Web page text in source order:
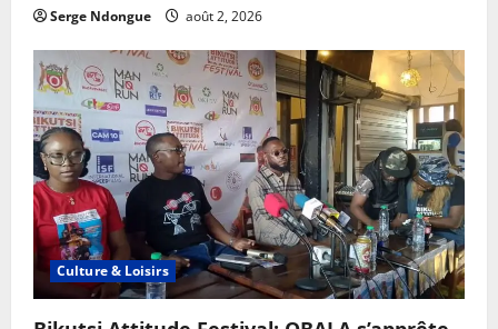
Serge Ndongue août 2, 2026
Culture & Loisirs